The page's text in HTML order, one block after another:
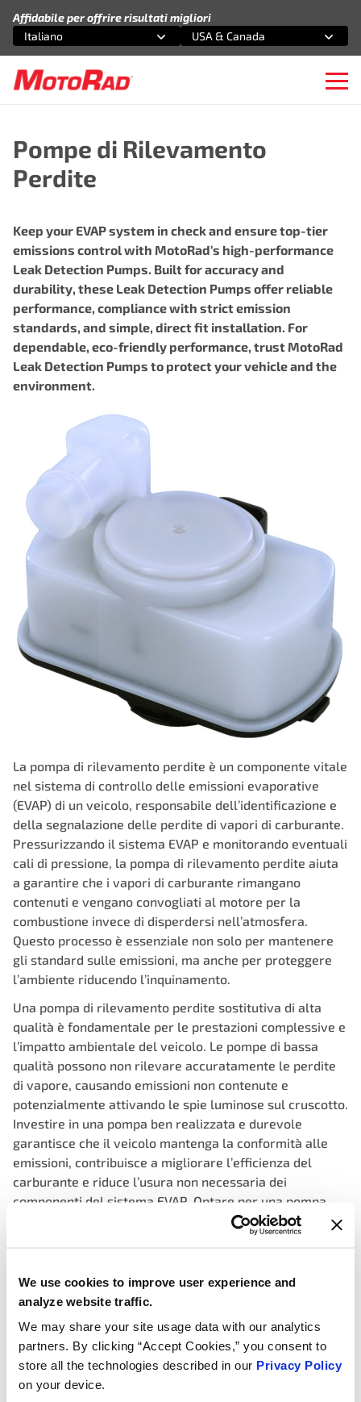
We use cookies to improve user experience and
analyze website traffic.
We may share your site usage data with our analytics
partners. By clicking “Accept Cookies,” you consent to
store all the technologies described in our Privacy Policy
on your device.
Affidabile per offrire risultati migliori
Seleziona un'opzione
Italiano
Seleziona un'opzione
USA & Canada
Pompe di Rilevamento
Perdite
Keep your EVAP system in check and ensure top-tier
emissions control with MotoRad’s high-performance
Leak Detection Pumps. Built for accuracy and
durability, these Leak Detection Pumps offer reliable
performance, compliance with strict emission
standards, and simple, direct fit installation. For
dependable, eco-friendly performance, trust MotoRad
Leak Detection Pumps to protect your vehicle and the
environment.
La pompa di rilevamento perdite è un componente vitale
nel sistema di controllo delle emissioni evaporative
(EVAP) di un veicolo, responsabile dell’identificazione e
della segnalazione delle perdite di vapori di carburante.
Pressurizzando il sistema EVAP e monitorando eventuali
cali di pressione, la pompa di rilevamento perdite aiuta
a garantire che i vapori di carburante rimangano
contenuti e vengano convogliati al motore per la
combustione invece di disperdersi nell’atmosfera.
Questo processo è essenziale non solo per mantenere
gli standard sulle emissioni, ma anche per proteggere
l’ambiente riducendo l’inquinamento.
Una pompa di rilevamento perdite sostitutiva di alta
qualità è fondamentale per le prestazioni complessive e
l’impatto ambientale del veicolo. Le pompe di bassa
qualità possono non rilevare accuratamente le perdite
di vapore, causando emissioni non contenute e
potenzialmente attivando le spie luminose sul cruscotto.
Investire in una pompa ben realizzata e durevole
garantisce che il veicolo mantenga la conformità alle
emissioni, contribuisce a migliorare l’efficienza del
carburante e riduce l’usura non necessaria dei
componenti del sistema EVAP. Optare per una pompa
sostitutiva premium supporta la protezione ambientale,
ottimizza la funzionalità del sistema e mantiene il
Consistent, precise vacuum, ensuring accurate
performance, fewer false fails
Stable monitor feedback using integrated sensors that
continuously monitor pressure levels, allowing for